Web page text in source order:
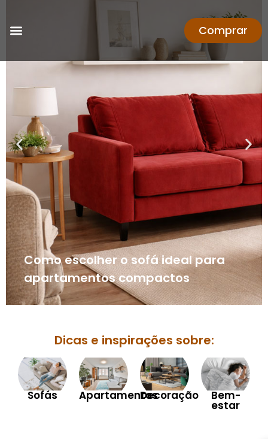
Comprar
Como escolher o sofá ideal para
apartamentos compactos
Dicas e inspirações sobre:
Sofás ApartamentosDecoração Bem-
estar